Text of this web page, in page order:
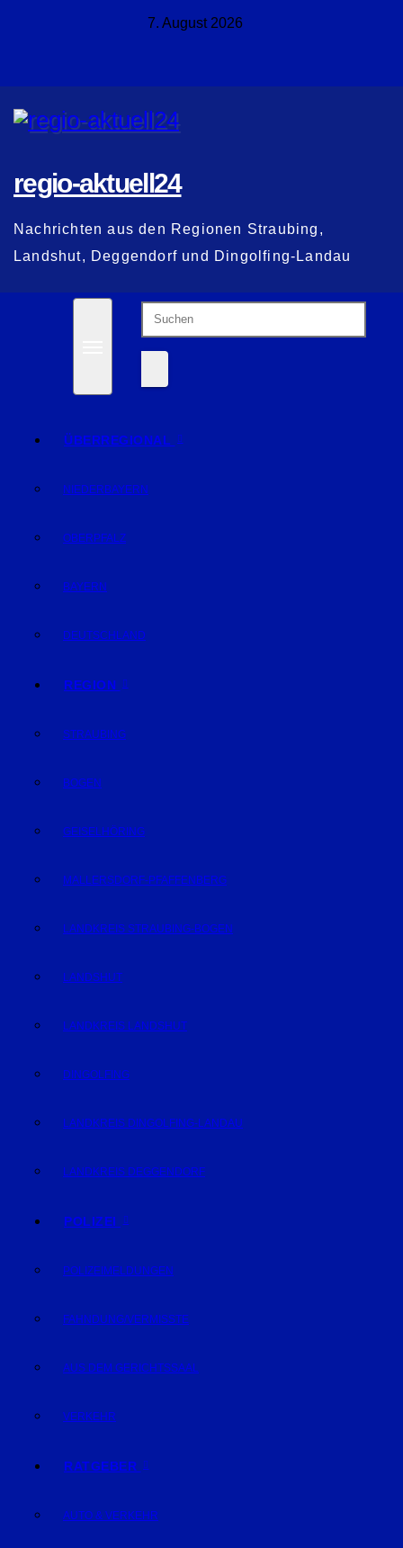
7. August 2026
regio-aktuell24
Nachrichten aus den Regionen Straubing,
Landshut, Deggendorf und Dingolfing-Landau
ÜBERREGIONAL
NIEDERBAYERN
OBERPFALZ
BAYERN
DEUTSCHLAND
REGION
STRAUBING
BOGEN
GEISELHÖRING
MALLERSDORF-PFAFFENBERG
LANDKREIS STRAUBING-BOGEN
LANDSHUT
LANDKREIS LANDSHUT
DINGOLFING
LANDKREIS DINGOLFING-LANDAU
LANDKREIS DEGGENDORF
POLIZEI
POLIZEIMELDUNGEN
FAHNDUNG/VERMISSTE
AUS DEM GERICHTSSAAL
VERKEHR
RATGEBER
AUTO & VERKEHR